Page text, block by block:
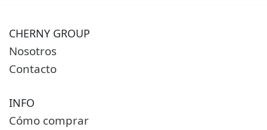
CHERNY GROUP
Nosotros
Contacto
INFO
Cómo comprar